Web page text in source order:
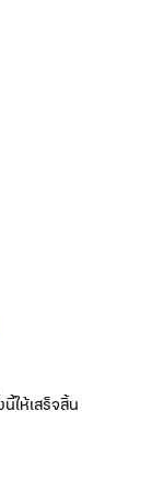
ให้เสร็จสิ้น